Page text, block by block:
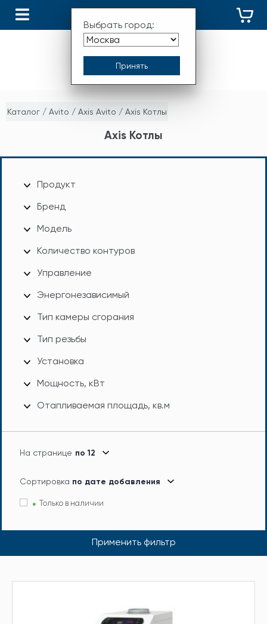
Выбрать город:
Каталог / Avito / Axis Avito / Axis Котлы
Axis Котлы
Продукт
Бренд
Модель
Количество контуров
Управление
Энергонезависимый
Тип камеры сгорания
Тип резьбы
Установка
Мощность, кВт
Отапливаемая площадь, кв.м
На странице по 12
Сортировка по дате добавления
Только в наличии
Применить фильтр